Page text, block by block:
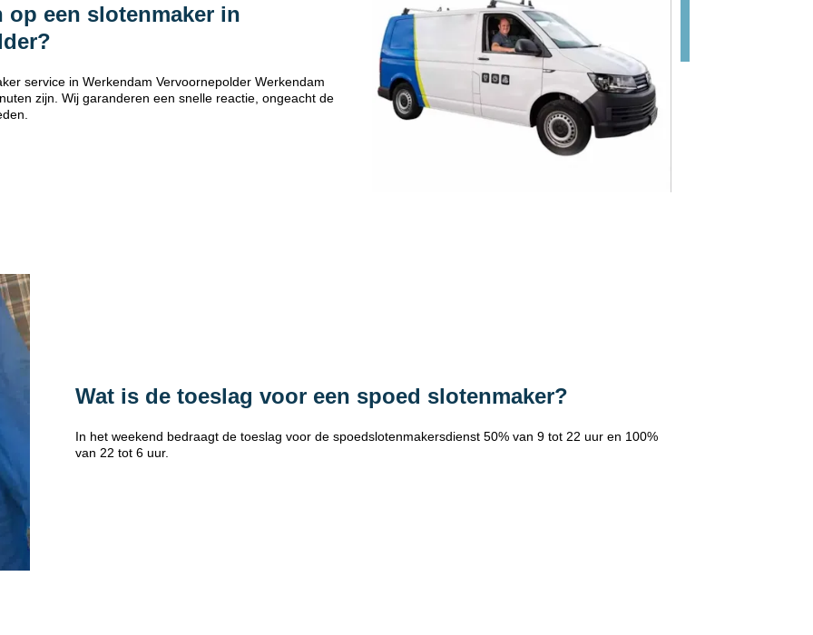
op een slotenmaker in
service in Werkendam Vervoornepolder Werkendam
zijn. Wij garanderen een snelle reactie, ongeacht de
Wat is de toeslag voor een spoed slotenmaker?
In het weekend bedraagt de toeslag voor de spoedslotenmakersdienst 50% van 9 tot 22 uur en 100%
van 22 tot 6 uur.